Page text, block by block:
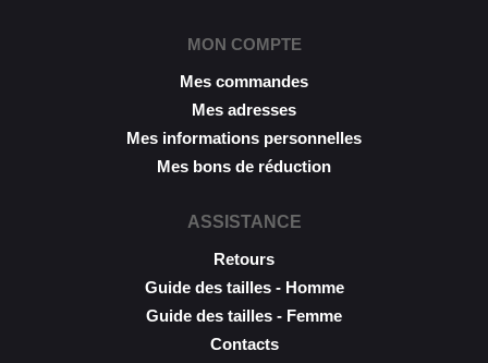
MON COMPTE
Mes commandes
Mes adresses
Mes informations personnelles
Mes bons de réduction
ASSISTANCE
Retours
Guide des tailles - Homme
Guide des tailles - Femme
Contacts